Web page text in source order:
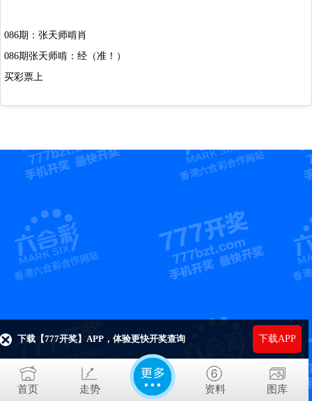
086期：张天师啃肖
086期张天师啃：经（准！）
买彩票上
首页 走势 资料 图库
下载【777开奖】APP，体验更快开奖查询 下载APP